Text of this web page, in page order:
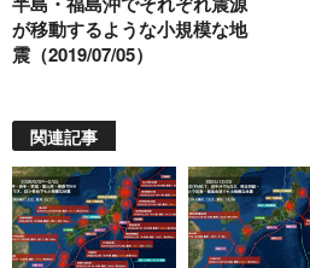
が移動するような小規模な地
震（2019/07/05）
関連記事